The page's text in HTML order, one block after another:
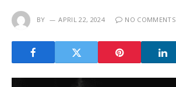
BY APRIL 22, 2024 NO COMMENTS